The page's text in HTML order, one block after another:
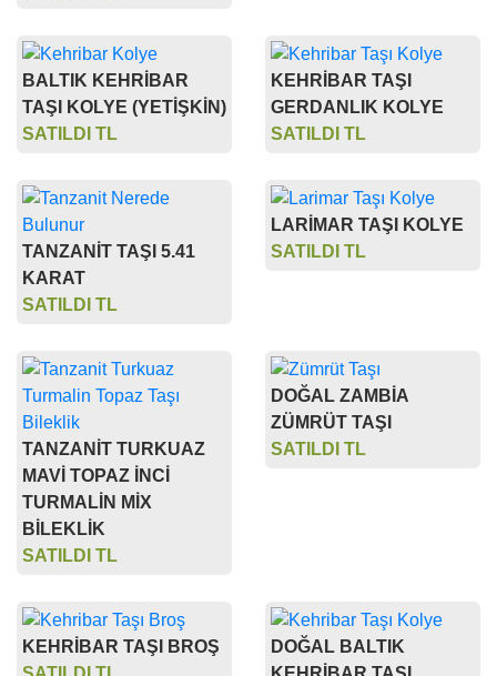
BALTIK KEHRİBAR
TAŞI KOLYE (YETİŞKİN)
SATILDI TL
KEHRİBAR TAŞI
GERDANLIK KOLYE
SATILDI TL
TANZANİT TAŞI 5.41
KARAT
SATILDI TL
LARİMAR TAŞI KOLYE
SATILDI TL
TANZANİT TURKUAZ
MAVİ TOPAZ İNCİ
TURMALİN MİX
BİLEKLİK
SATILDI TL
DOĞAL ZAMBİA
ZÜMRÜT TAŞI
SATILDI TL
KEHRİBAR TAŞI BROŞ
DOĞAL BALTIK